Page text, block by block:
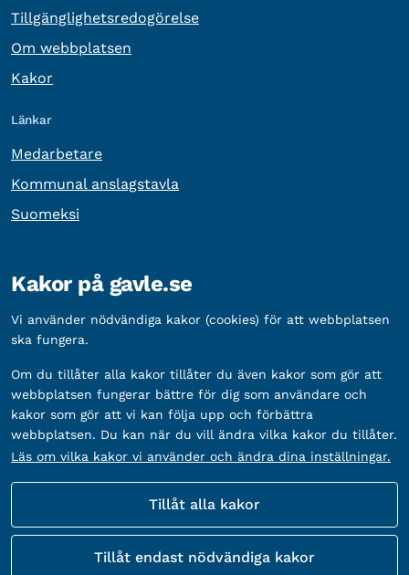
Tillgänglighetsredogörelse
Om webbplatsen
Kakor
Länkar
Medarbetare
Kommunal anslagstavla
Suomeksi
Organisationsnummer: 212000-2338
Bankgironummer: 5888-2333
Fler sätt att följa oss
Kakor på gavle.se
Vi använder nödvändiga kakor (cookies) för att webbplatsen
ska fungera.
Om du tillåter alla kakor tillåter du även kakor som gör att
webbplatsen fungerar bättre för dig som användare och
kakor som gör att vi kan följa upp och förbättra
webbplatsen. Du kan när du vill ändra vilka kakor du tillåter.
Läs om vilka kakor vi använder och ändra dina inställningar.
Tillåt alla kakor
Tillåt endast nödvändiga kakor